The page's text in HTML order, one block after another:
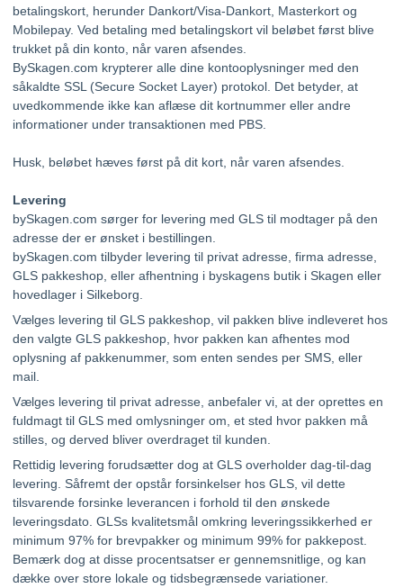
betalingskort, herunder Dankort/Visa-Dankort, Masterkort og
Mobilepay. Ved betaling med betalingskort vil beløbet først blive
trukket på din konto, når varen afsendes.
BySkagen.com krypterer alle dine kontooplysninger med den
såkaldte SSL (Secure Socket Layer) protokol. Det betyder, at
uvedkommende ikke kan aflæse dit kortnummer eller andre
informationer under transaktionen med PBS.
Husk, beløbet hæves først på dit kort, når varen afsendes.
Levering
bySkagen.com sørger for levering med GLS til modtager på den
adresse der er ønsket i bestillingen.
bySkagen.com tilbyder levering til privat adresse, firma adresse,
GLS pakkeshop, eller afhentning i byskagens butik i Skagen eller
hovedlager i Silkeborg.
Vælges levering til GLS pakkeshop, vil pakken blive indleveret hos
den valgte GLS pakkeshop, hvor pakken kan afhentes mod
oplysning af pakkenummer, som enten sendes per SMS, eller
mail.
Vælges levering til privat adresse, anbefaler vi, at der oprettes en
fuldmagt til GLS med omlysninger om, et sted hvor pakken må
stilles, og derved bliver overdraget til kunden.
Rettidig levering forudsætter dog at GLS overholder dag-til-dag
levering. Såfremt der opstår forsinkelser hos GLS, vil dette
tilsvarende forsinke leverancen i forhold til den ønskede
leveringsdato. GLSs kvalitetsmål omkring leveringssikkerhed er
minimum 97% for brevpakker og minimum 99% for pakkepost.
Bemærk dog at disse procentsatser er gennemsnitlige, og kan
dække over store lokale og tidsbegrænsede variationer.